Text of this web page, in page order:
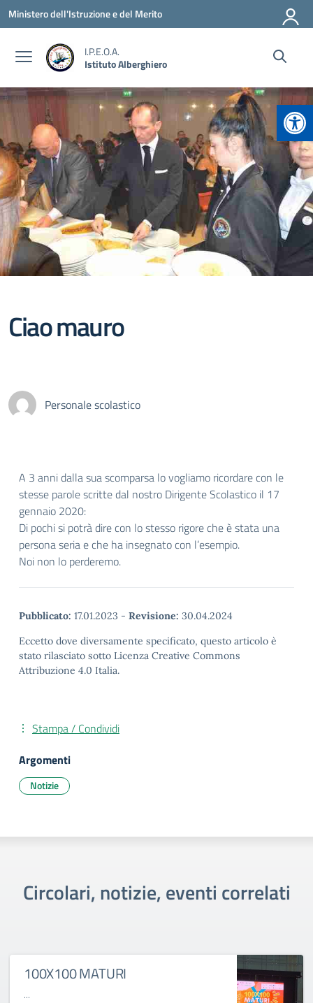
Vai ai contenuti
Vai al menu di navigazione
Vai al footer
Ministero dell'Istruzione e del Merito
I.P.E.O.A.
Istituto Alberghiero
Ciao mauro
Personale scolastico
A 3 anni dalla sua scomparsa lo vogliamo ricordare con le
stesse parole scritte dal nostro Dirigente Scolastico il 17
gennaio 2020:
Di pochi si potrà dire con lo stesso rigore che è stata una
persona seria e che ha insegnato con l’esempio.
Noi non lo perderemo.
Pubblicato: 17.01.2023 - Revisione: 30.04.2024
Eccetto dove diversamente specificato, questo articolo è
stato rilasciato sotto Licenza Creative Commons
Attribuzione 4.0 Italia.
Stampa / Condividi
Argomenti
Notizie
Circolari, notizie, eventi correlati
100X100 MATURI
...